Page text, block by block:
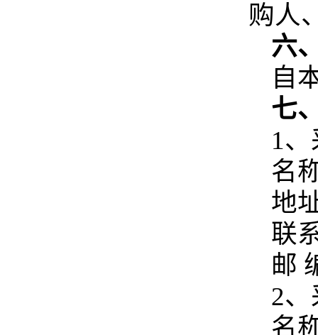
购人
六
自
七
1
名
地
联
邮
2
名